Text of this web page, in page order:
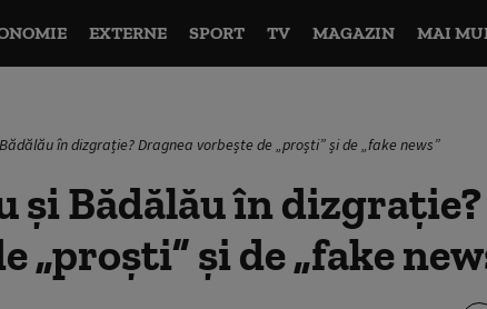
EXTERNE SPORT TV MAGAZIN MAI
în dizgrație? Dragnea vorbește de „proști” și de „fake news”
și Bădălău în
„proști” și de „fake